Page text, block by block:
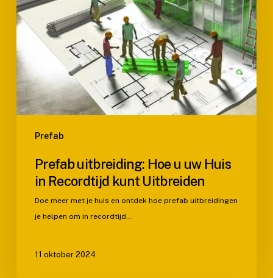
Prefab
kunt
Uitbreiden
Prefab uitbreiding: Hoe u uw Huis
in Recordtijd kunt Uitbreiden
Doe meer met je huis en ontdek hoe prefab uitbreidingen
je helpen om in recordtijd…
11 oktober 2024